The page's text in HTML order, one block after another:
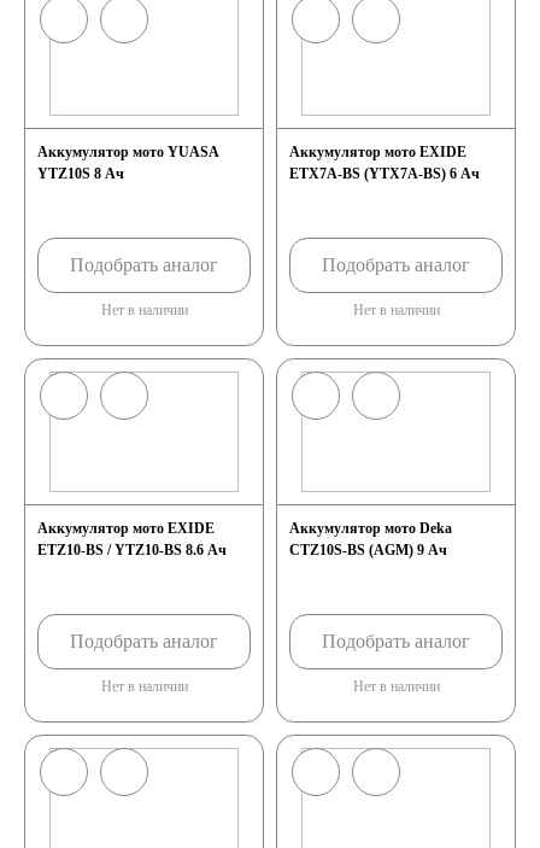
Аккумулятор мото YUASA
YTZ10S 8 Ач
Подобрать аналог
Нет в наличии
Аккумулятор мото EXIDE
ETX7A-BS (YTX7A-BS) 6 Ач
Подобрать аналог
Нет в наличии
Аккумулятор мото EXIDE
ETZ10-BS / YTZ10-BS 8.6 Ач
Подобрать аналог
Нет в наличии
Аккумулятор мото Deka
CTZ10S-BS (AGM) 9 Ач
Подобрать аналог
Нет в наличии